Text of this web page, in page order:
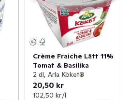
Crème Fraiche Lätt 11%
Tomat & Basilika
2 dl, Arla Köket®
20,50 kr
102,50 kr /l